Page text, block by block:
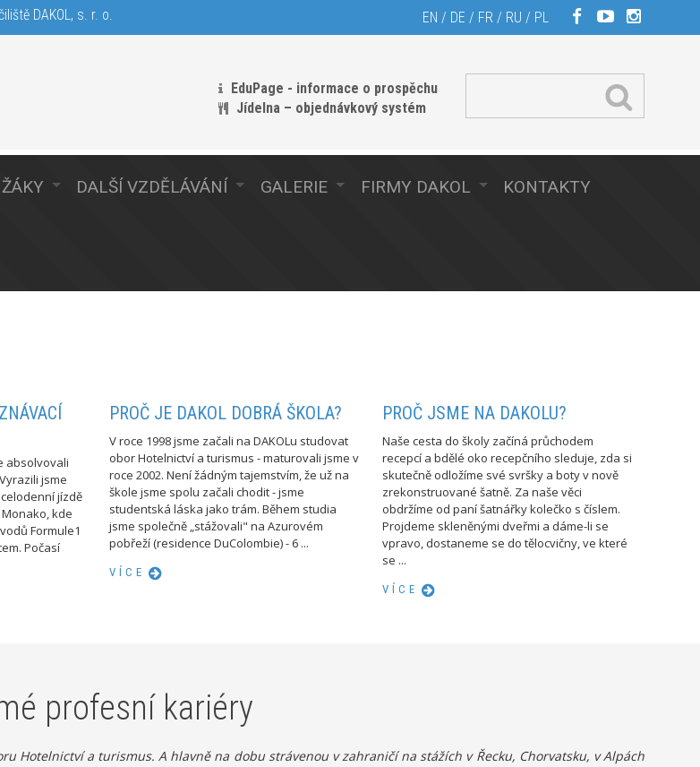
DAKOL, s. r. o. EN / DE / FR / RU / PL
EduPage - informace o prospěchu
Jídelna – objednávkový systém
DALŠÍ VZDĚLÁVÁNÍ GALERIE FIRMY DAKOL KONTAKTY
absolvovali
jsme
jízdě
kde
Formule1
Počasí
PROČ JE DAKOL DOBRÁ ŠKOLA?
V roce 1998 jsme začali na DAKOLu studovat
obor Hotelnictví a turismus - maturovali jsme v
roce 2002. Není žádným tajemstvím, že už na
škole jsme spolu začali chodit - jsme
studentská láska jako trám. Během studia
jsme společně „stážovali" na Azurovém
pobřeží (residence DuColombie) - 6 ...
VÍCE
PROČ JSME NA DAKOLU?
Naše cesta do školy začíná průchodem
recepcí a bdělé oko recepčního sleduje, zda si
skutečně odložíme své svršky a boty v nově
zrekonstruované šatně. Za naše věci
obdržíme od paní šatnářky kolečko s číslem.
Projdeme skleněnými dveřmi a dáme-li se
vpravo, dostaneme se do tělocvičny, ve které
se ...
VÍCE
profesní kariéry
Hotelnictví a turismus. A hlavně na dobu strávenou v zahraničí na stážích v Řecku, Chorvatsku, v Alpách